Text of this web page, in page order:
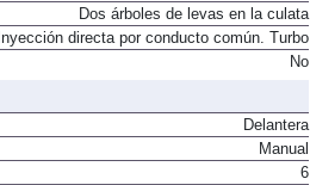
Dos árboles de levas en la culata
Inyección directa por conducto común. Turbo
No
Delantera
Manual
6